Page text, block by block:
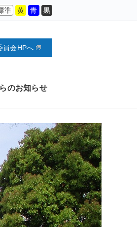
準 黄 青 黒
員会HPへ
のお知らせ